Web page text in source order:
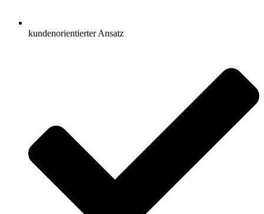
kundenorientierter Ansatz